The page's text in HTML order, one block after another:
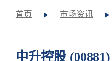
首页 市场资讯
中升控股 (00881)